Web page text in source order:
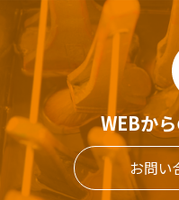
WEBか
お問い